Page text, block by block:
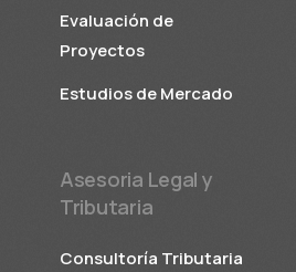
Evaluación de
Proyectos
Estudios de Mercado
Asesoria Legal y
Tributaria
Consultoría Tributaria